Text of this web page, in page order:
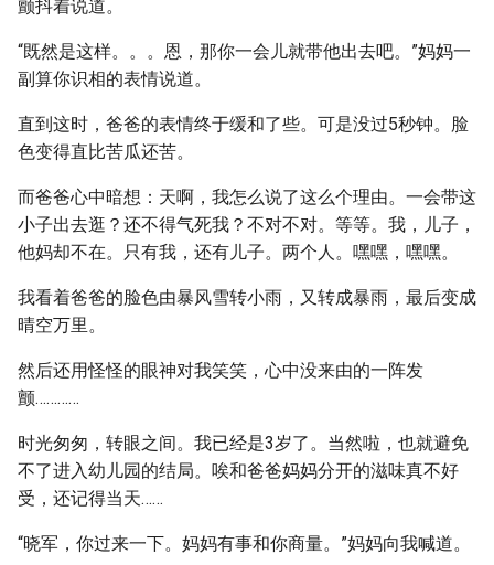
颤抖着说道。
“既然是这样。。。恩，那你一会儿就带他出去吧。”妈妈一
副算你识相的表情说道。
直到这时，爸爸的表情终于缓和了些。可是没过5秒钟。脸
色变得直比苦瓜还苦。
而爸爸心中暗想：天啊，我怎么说了这么个理由。一会带这
小子出去逛？还不得气死我？不对不对。等等。我，儿子，
他妈却不在。只有我，还有儿子。两个人。嘿嘿，嘿嘿。
我看着爸爸的脸色由暴风雪转小雨，又转成暴雨，最后变成
晴空万里。
然后还用怪怪的眼神对我笑笑，心中没来由的一阵发
颤…………
时光匆匆，转眼之间。我已经是3岁了。当然啦，也就避免
不了进入幼儿园的结局。唉和爸爸妈妈分开的滋味真不好
受，还记得当天……
“晓军，你过来一下。妈妈有事和你商量。”妈妈向我喊道。